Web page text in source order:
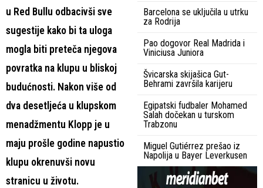
u Red Bullu odbacivši sve
sugestije kako bi ta uloga
mogla biti preteča njegova
povratka na klupu u bliskoj
budućnosti. Nakon više od
dva desetljeća u klupskom
menadžmentu Klopp je u
maju prošle godine napustio
klupu okrenuvši novu
stranicu u životu.
Barcelona se uključila u utrku
za Rodrija
Pao dogovor Real Madrida i
Viniciusa Juniora
Švicarska skijašica Gut-
Behrami završila karijeru
Egipatski fudbaler Mohamed
Salah dočekan u turskom
Trabzonu
Miguel Gutiérrez prešao iz
Napolija u Bayer Leverkusen